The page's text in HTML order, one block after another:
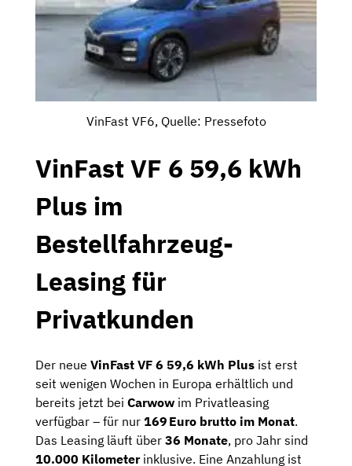
VinFast VF6, Quelle: Pressefoto
VinFast VF 6 59,6 kWh
Plus im
Bestellfahrzeug-
Leasing für
Privatkunden
Der neue VinFast VF 6 59,6 kWh Plus ist erst
seit wenigen Wochen in Europa erhältlich und
bereits jetzt bei Carwow im Privatleasing
verfügbar – für nur 169 Euro brutto im Monat.
Das Leasing läuft über 36 Monate, pro Jahr sind
10.000 Kilometerinklusive. Eine Anzahlung ist